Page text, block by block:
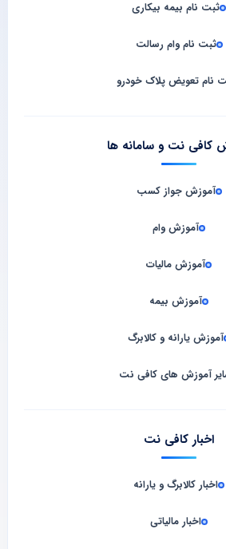
ثبت نام بیمه بیکاری
ثبت نام وام رسالت
نام تعویض پلاک خودرو
کافی نت و سامانه‌ ها
آموزش جواز کسب
آموزش وام
آموزش مالیات
آموزش بیمه
آموزش یارانه و کالابرگ
آموزش های کافی نت
اخبار کافی نت
اخبار کالابرگ و یارانه
اخبار مالیاتی